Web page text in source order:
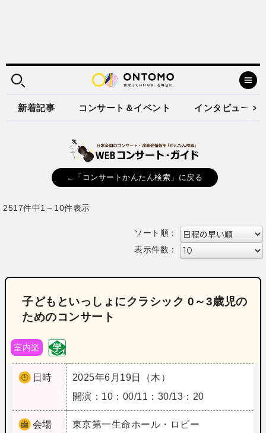
新着記事 コンサート＆イベント インタビュー
←「コンサートかんたん検索」に戻る
2517件中1～10件表示
ソート順：
表示件数：
子どもといっしょにクラシック 0～3歳児の
ためのコンサート
室内楽
日時
2025年6月19日（木）
開演：10：00/11：30/13：20
会場 東京第一生命ホール・ロビー